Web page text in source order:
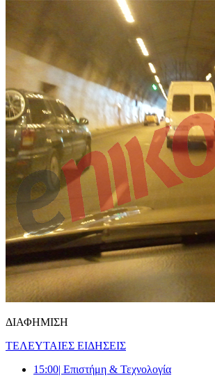
ΔΙΑΦΗΜΙΣΗ
ΤΕΛΕΥΤΑΙΕΣ ΕΙΔΗΣΕΙΣ
15:00| Επιστήμη & Τεχνολογία